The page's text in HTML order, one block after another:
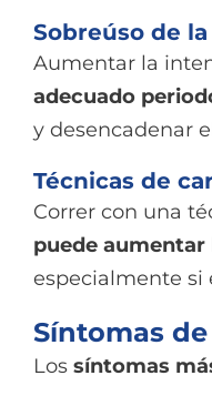
Sobreúso de
Aumentar la
adecuado
y desencadenar
Técnicas de
Correr con una
puede aumentar
especialmente si
Síntomas
Los síntomas